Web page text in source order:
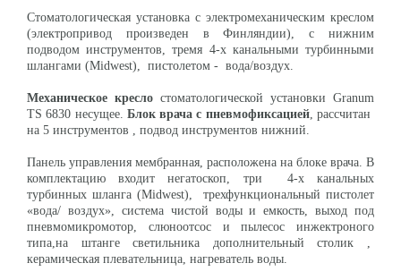
Стоматологическая установка с электромеханическим креслом
(электропривод произведен в Финляндии), с нижним
подводом инструментов, тремя 4-х канальными турбинными
шлангами (Midwest), пистолетом - вода/воздух.
Механическое кресло стоматологической установки Granum
TS 6830 несущее. Блок врача с пневмофиксацией, рассчитан
на 5 инструментов , подвод инструментов нижний.
Панель управления мембранная, расположена на блоке врача. В
комплектацию входит негатоскоп, три 4-х канальных
турбинных шланга (Midwest), трехфункциональный пистолет
«вода/ воздух», система чистой воды и емкость, выход под
пневмомикромотор, слюноотсос и пылесос инжектроного
типа,на штанге светильника дополнительный столик ,
керамическая плевательница, нагреватель воды.